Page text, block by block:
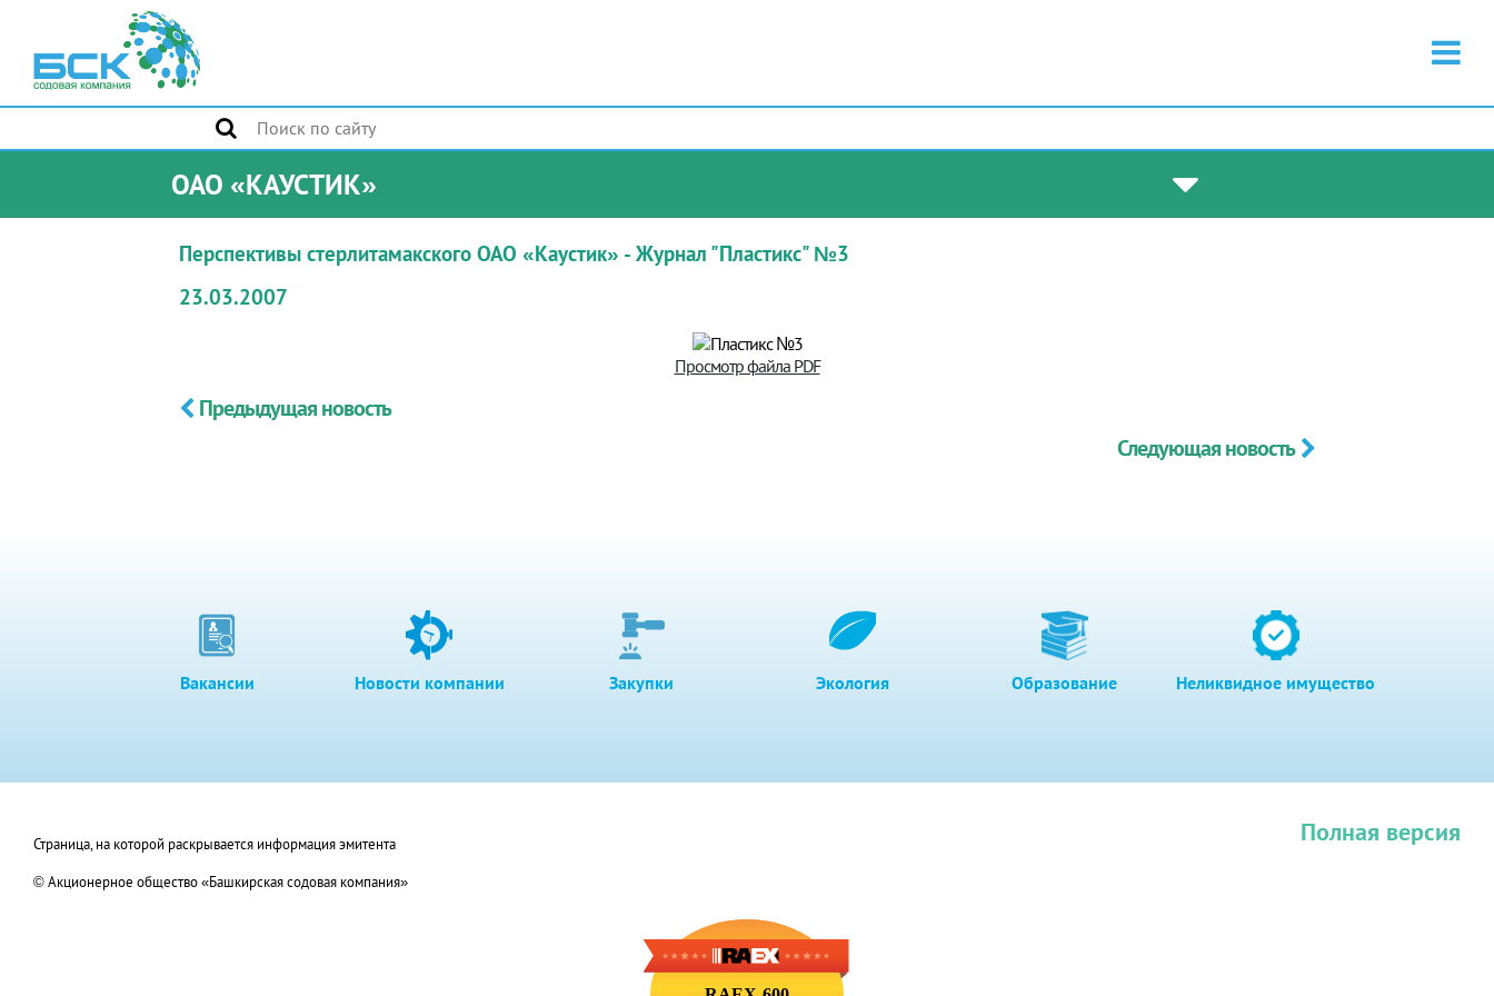
ОАО «КАУСТИК»
Перспективы стерлитамакского ОАО «Каустик» - Журнал "Пластикс" №3
23.03.2007
Просмотр файла PDF
Предыдущая новость
Следующая новость
Вакансии Новости компании Закупки Экология Образование Неликвидное имущество
Страница, на которой раскрывается информация эмитента
© Акционерное общество «Башкирская содовая компания»
Полная версия